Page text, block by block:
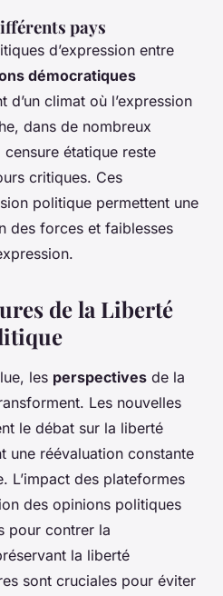
pays
d’expression entre
démocratiques
d’un climat où l’expression
dans de nombreux
censure étatique reste
critiques. Ces
politique permettent une
des forces et faiblesses
de la Liberté
les perspectives de la
Les nouvelles
le débat sur la liberté
une réévaluation constante
L’impact des plateformes
des opinions politiques
pour contrer la
la liberté
sont cruciales pour éviter